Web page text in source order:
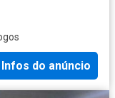
Infos do anúncio